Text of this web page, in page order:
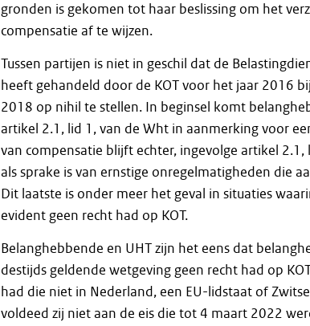
gronden is gekomen tot haar beslissing om het
compensatie af te wijzen.
Tussen partijen is niet in geschil dat de
heeft gehandeld door de KOT voor het jaar 2016
2018 op nihil te stellen. In beginsel komt
artikel 2.1, lid 1, van de Wht in aanmerking voor
van compensatie blijft echter, ingevolge artikel
als sprake is van ernstige onregelmatigheden die
Dit laatste is onder meer het geval in situaties
evident geen recht had op KOT.
Belanghebbende en UHT zijn het eens dat
destijds geldende wetgeving geen recht had op
had die niet in Nederland, een EU-lidstaat of
voldeed zij niet aan de eis die tot 4 maart 2022